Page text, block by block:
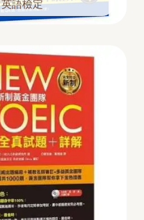
英語檢定